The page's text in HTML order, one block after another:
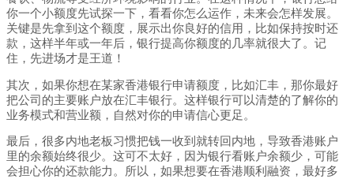
你一个小额度先试探一下，看看你怎么运作，未来会怎样发展。
关键是先拿到这个额度，展示出你良好的信用，比如保持按时还
款，这样半年或一年后，银行提高你额度的几率就很大了。记
住，先进场才是王道！
其次，如果你想在某家香港银行申请额度，比如汇丰，那你最好
把公司的主要账户放在汇丰银行。这样银行可以清楚的了解你的
业务模式和营业额，自然对你的申请信心更足。
最后，很多内地老板习惯把钱一收到就转回内地，导致香港账户
里的余额始终很少。这可不太好，因为银行看账户余额少，可能
会担心你的还款能力。所以，如果想要在香港顺利融资，最好多